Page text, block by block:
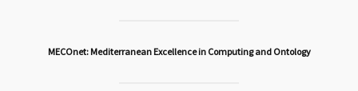
MECOnet: Mediterranean Excellence in Computing and Ontology